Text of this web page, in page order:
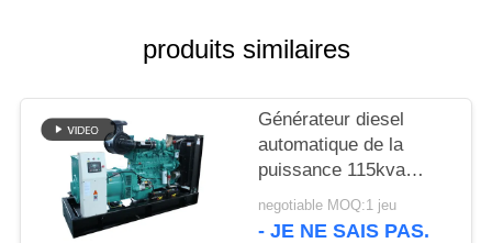
SITE
PRIVACY
POLICY
produits similaires
Générateur diesel
automatique de la
puissance 115kva
135kva Cummins avec
12 heures de réservoir
negotiable MOQ:1 jeu
- JE NE SAIS PAS.